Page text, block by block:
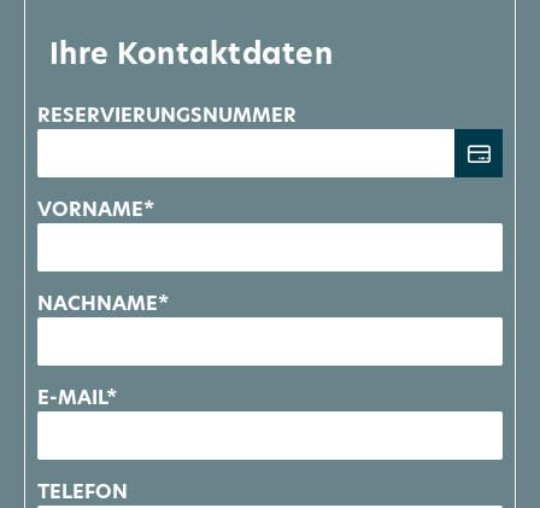
Ihre Kontaktdaten
RESERVIERUNGSNUMMER
VORNAME*
NACHNAME*
E-MAIL*
TELEFON